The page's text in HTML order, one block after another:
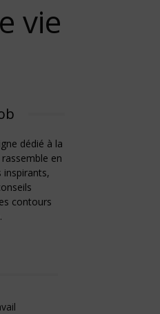
vie
dédié à la
en
inspirants,
contours